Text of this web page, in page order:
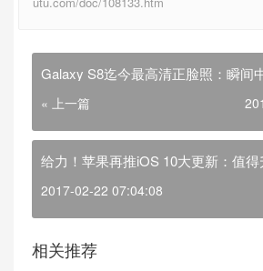
Galaxy S8迄今最高清正脸照：瞬间
« 上一篇
给力！苹果再推iOS 10大更新：值得
2017-02-22 07:04:08
相关推荐